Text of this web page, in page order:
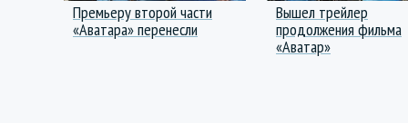
Премьеру второй части
«Аватара» перенесли
Вышел трейлер
продолжения фильма
«Аватар»